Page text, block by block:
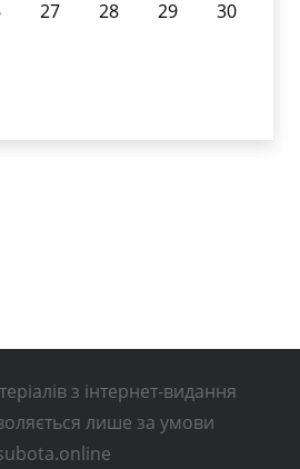
27 28 29
30
з інтернет-видання
лише за умови